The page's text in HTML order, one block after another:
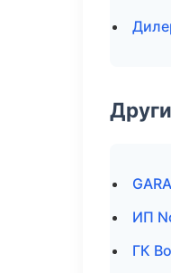
ИП
ГК